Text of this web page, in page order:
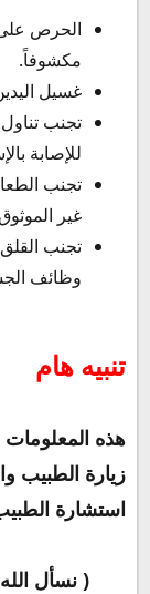
الحرص على
مكشوفاً.
غسيل
تجنب
للإصابة
تجنب
غير
تجنب
وظائف
تنبيه هام
هذه المعلومات
زيارة الطبيب
استشارة
( نسأل